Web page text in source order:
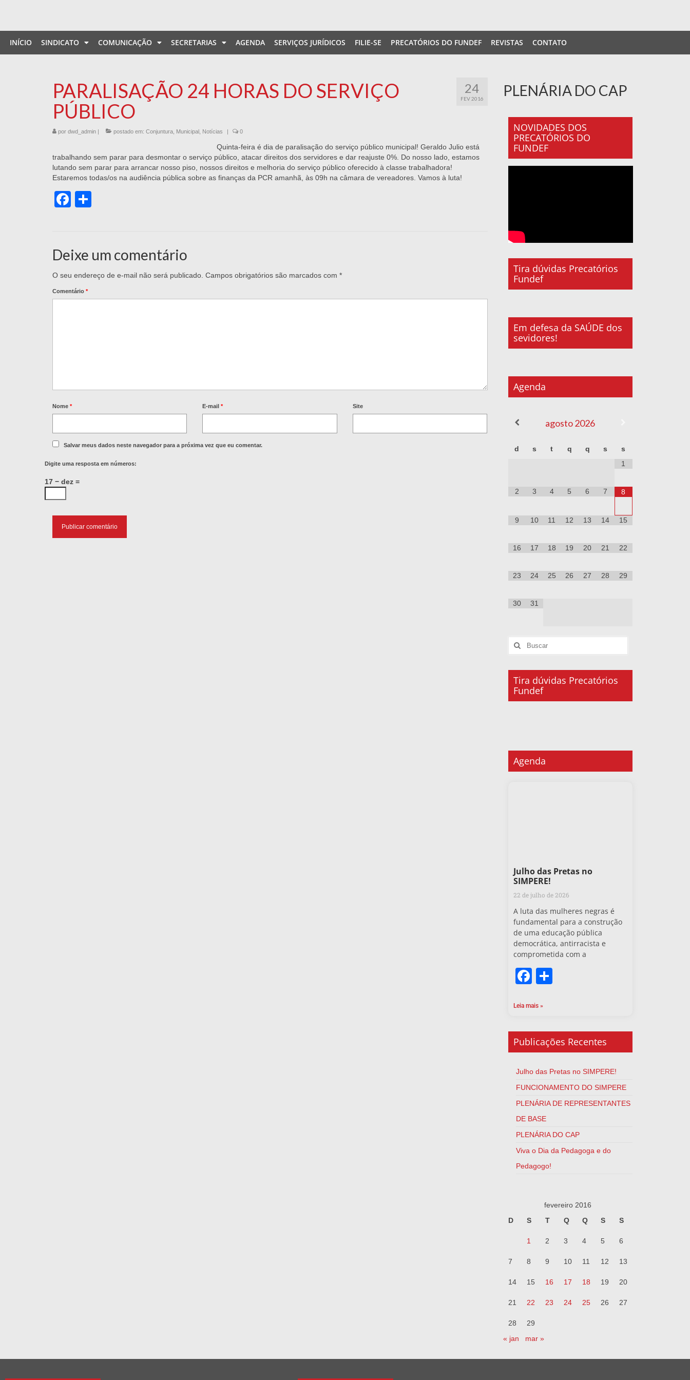
INÍCIO SINDICATO COMUNICAÇÃO SECRETARIAS AGENDA SERVIÇOS JURÍDICOS FILIE-SE PRECATÓRIOS DO FUNDEF REVISTAS CONTATO
24
FEV 2016
PARALISAÇÃO 24 HORAS DO SERVIÇO
PÚBLICO
por dwd_admin | postado em: Conjuntura Municipal Notícias | 0
Quinta-feira é dia de paralisação do serviço público municipal! Geraldo Julio está
trabalhando sem parar para desmontar o serviço público, atacar direitos dos servidores e dar reajuste 0%. Do nosso lado, estamos
lutando sem parar para arrancar nosso piso, nossos direitos e melhoria do serviço público oferecido à classe trabalhadora!
Estaremos todas/os na audiência pública sobre as finanças da PCR amanhã, às 09h na câmara de vereadores. Vamos à luta!
Facebook
Deixe um comentário
O seu endereço de e-mail não será publicado. Campos obrigatórios são marcados com *
Comentário *
Nome * E-mail* Site
Salvar meus dados neste navegador para a próxima vez que eu comentar.
Digite uma resposta em números:
17 − dez =
PLENÁRIA DO CAP
NOVIDADES DOS
PRECATÓRIOS DO
FUNDEF
Tira dúvidas Precatórios
Fundef
Em defesa da SAÚDE dos
sevidores!
Agenda
agosto 2026
d s t q q s
s
1
2 3 4 5 6 7 8
9 10 11 12 13 14 15
16 17 18 19 20 21 22
23 24 25 26 27 28 29
30 31
Tira dúvidas Precatórios
Fundef
Agenda
Julho das Pretas no
SIMPERE!
22 de julho de 2026
A luta das mulheres negras é
fundamental para a construção
de uma educação pública
democrática, antirracista e
comprometida com a
Facebook
Leia mais »
Publicações Recentes
Julho das Pretas no SIMPERE!
FUNCIONAMENTO DO SIMPERE
PLENÁRIA DE REPRESENTANTES
DE BASE
PLENÁRIA DO CAP
Viva o Dia da Pedagoga e do
Pedagogo!
fevereiro 2016
D
S T Q Q S S
1 2 3 4 5 6
7 8 9 10 11 12 13
14 15 16 17 18 19 20
21 22 23 24 25 26 27
28
29
« jan
mar »